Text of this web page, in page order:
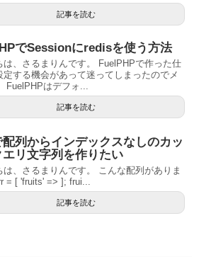
記事を読む
でSessionにredisを使う方法
は、さるまりんです。 FuelPHPで作った仕
定する機会があって迷ってしまったのでメ
FuelPHPはデフォ...
記事を読む
配列からインデックスなしのカッ
エリ文字列を作りたい
は、さるまりんです。 こんな配列がありま
= [ 'fruits' => ]; frui...
記事を読む